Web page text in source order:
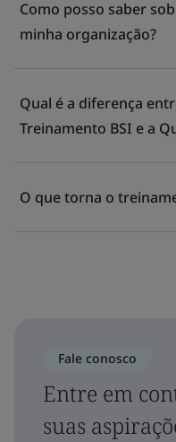
Como posso saber
minha organização?
Qual é a diferença
Treinamento BSI e a
O que torna o
Fale conosco
Entre em
suas